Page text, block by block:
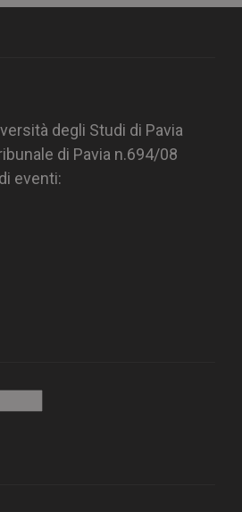
degli Studi di Pavia
di Pavia n.694/08
eventi: